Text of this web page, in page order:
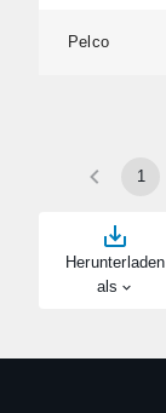
Herunterladen
als
Pelco
1